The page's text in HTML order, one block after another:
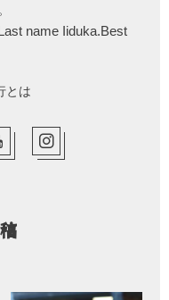
name Iiduka.Best
とは